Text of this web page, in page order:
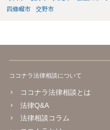
四條畷市
交野市
ココナラ法律相談について
ココナラ法律相談とは
法律Q&A
法律相談コラム